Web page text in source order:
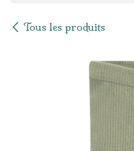
Tous les produits